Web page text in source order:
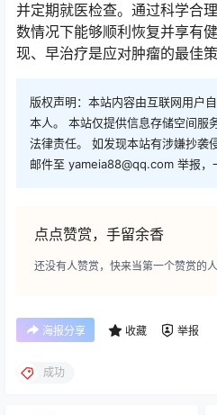
并定期就医检查。通过科学合
数情况下能够顺利恢复并享有
现、早治疗是应对肿瘤的最佳策
版权声明：本站内容由互联网用户
本人。 本站仅提供信息存储空间服
法律责任。 如发现本站有涉嫌抄袭
邮件至 yameia88@qq.com 举报，
点点赞赏，手留余香
还没有人赞赏，快来当第一个赞赏的人
海报分享 收藏 举报
成功